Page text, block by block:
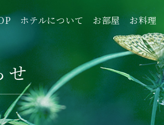
ホテルについて お部屋 お料理
ホテルについて お部屋 お料理
せ